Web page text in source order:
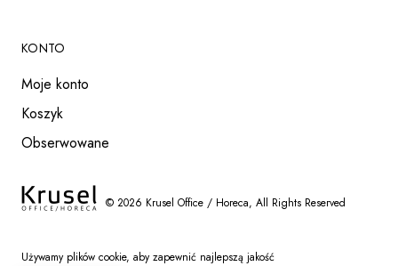
KONTO
Moje konto
Koszyk
Obserwowane
© 2026 Krusel Office / Horeca, All Rights Reserved
Używamy plików cookie, aby zapewnić najlepszą jakość